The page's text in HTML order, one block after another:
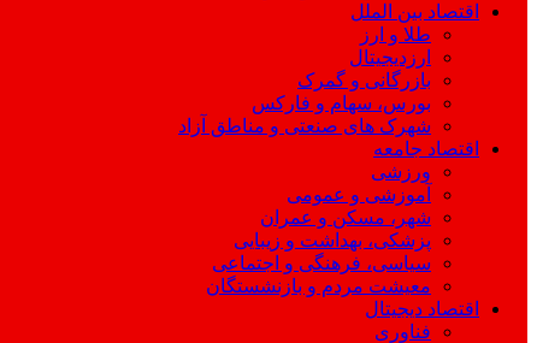
اقتصاد بین الملل
طلا و ارز
ارزدیجیتال
بازرگانی و گمرک
بورس، سهام و فارکس
شهرک های صنعتی و مناطق آزاد
اقتصاد جامعه
ورزشی
آموزشی و عمومی
شهر، مسکن و عمران
پزشکی، بهداشت و زیبایی
سیاسی، فرهنگی و اجتماعی
معیشت مردم و بازنشستگان
اقتصاد دیجیتال
فناوری